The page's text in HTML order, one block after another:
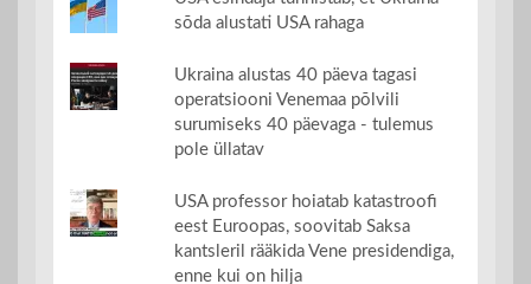
sõda alustati USA rahaga
Ukraina alustas 40 päeva tagasi
operatsiooni Venemaa põlvili
surumiseks 40 päevaga - tulemus
pole üllatav
USA professor hoiatab katastroofi
eest Euroopas, soovitab Saksa
kantsleril rääkida Vene presidendiga,
enne kui on hilja